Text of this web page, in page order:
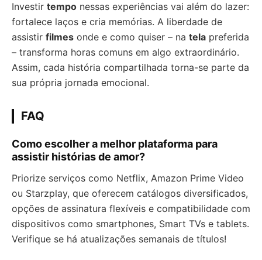
Investir tempo nessas experiências vai além do lazer:
fortalece laços e cria memórias. A liberdade de
assistir filmes onde e como quiser – na tela preferida
– transforma horas comuns em algo extraordinário.
Assim, cada história compartilhada torna-se parte da
sua própria jornada emocional.
FAQ
Como escolher a melhor plataforma para
assistir histórias de amor?
Priorize serviços como Netflix, Amazon Prime Video
ou Starzplay, que oferecem catálogos diversificados,
opções de assinatura flexíveis e compatibilidade com
dispositivos como smartphones, Smart TVs e tablets.
Verifique se há atualizações semanais de títulos!